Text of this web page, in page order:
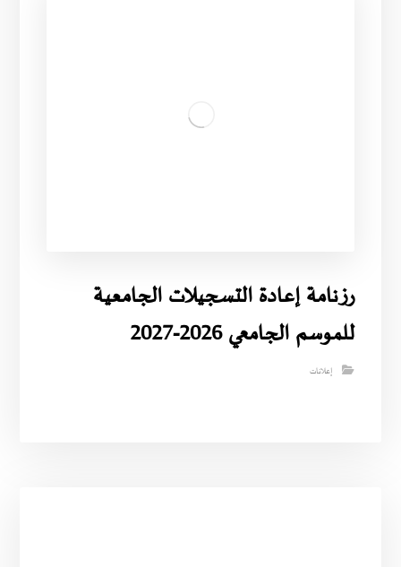
رزنامة إعادة التسجيلات الجامعية
للموسم الجامعي 2026-2027
إعلانات